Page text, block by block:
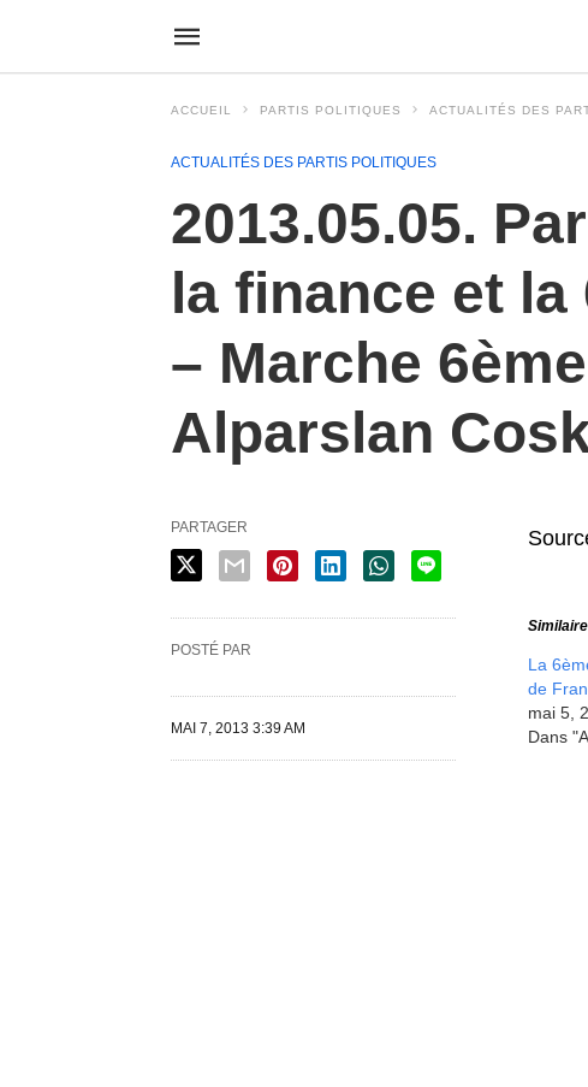
ACCUEIL PARTIS POLITIQUES ACTUALITÉS DES
ACTUALITÉS DES PARTIS POLITIQUES
2013.05.05.
la finance et la
– Marche
Alparslan
Similaire
La
de
mai 5,
Dans
PARTAGER
POSTÉ PAR
MAI 7, 2013 3:39 AM